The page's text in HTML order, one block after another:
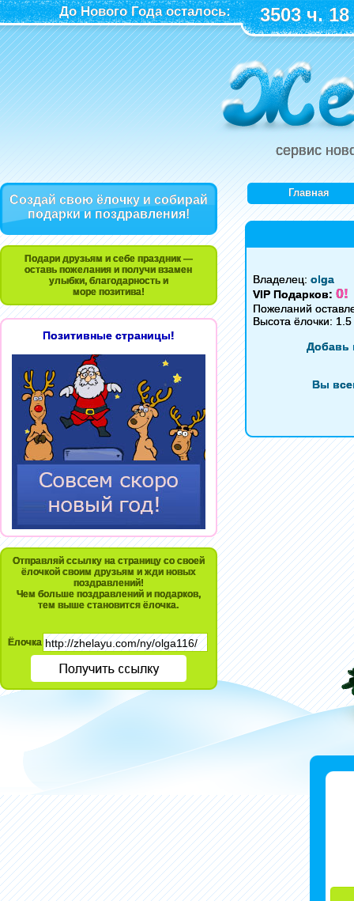
До Нового Года осталось: 3503 ч.
сервис
Создай свою ёлочку и собирай
подарки и поздравления!
Подари друзьям и себе праздник —
оставь пожелания и получи взамен
улыбки, благодарность и
море позитива!
Позитивные страницы!
Отправляй ссылку на страницу со своей
ёлочкой своим друзьям и жди новых
поздравлений!
Чем больше поздравлений и подарков,
тем выше становится ёлочка.
Ёлочка
Главная
Владелец: olga
VIP Подарков: 0!
Пожеланий
Высота ёлочки:
Добавь
Вы